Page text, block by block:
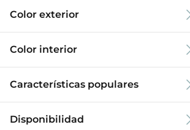
Color exterior
Color interior
Características populares
Disponibilidad